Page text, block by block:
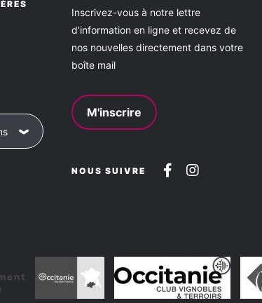
Inscrivez-vous à notre lettre
d'information en ligne et recevez de
nos nouvelles directement dans votre
boîte mail
M'inscrire
NOUS SUIVRE
Suivez-Suivez-